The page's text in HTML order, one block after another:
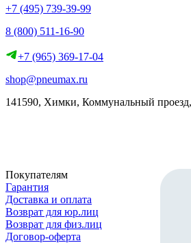
+7 (495) 739-39-99
8 (800) 511-16-90
+7 (965) 369-17-04
shop@pneumax.ru
141590, Химки, Коммунальный
Покупателям
Гарантия
Доставка и оплата
Возврат для юр.лиц
Возврат для физ.лиц
Договор-оферта